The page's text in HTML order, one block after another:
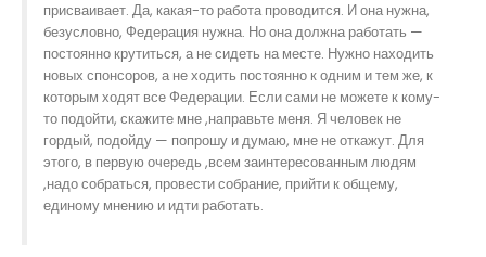
присваивает. Да, какая-то работа проводится. И она нужна,
безусловно, Федерация нужна. Но она должна работать —
постоянно крутиться, а не сидеть на месте. Нужно находить
новых спонсоров, а не ходить постоянно к одним и тем же, к
которым ходят все Федерации. Если сами не можете к кому-
то подойти, скажите мне ,направьте меня. Я человек не
гордый, подойду — попрошу и думаю, мне не откажут. Для
этого, в первую очередь ,всем заинтересованным людям
,надо собраться, провести собрание, прийти к общему,
единому мнению и идти работать.